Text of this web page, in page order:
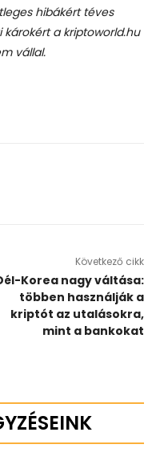
hibákért téves
a kriptoworld.hu
vállal.
Következő cikk
Korea nagy váltása:
többen használják a
kriptót az utalásokra,
mint a bankokat